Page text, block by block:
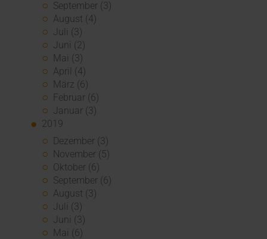
September (3)
August (4)
Juli (3)
Juni (2)
Mai (3)
April (4)
März (6)
Februar (6)
Januar (3)
2019
Dezember (3)
November (5)
Oktober (6)
September (6)
August (3)
Juli (3)
Juni (3)
Mai (6)